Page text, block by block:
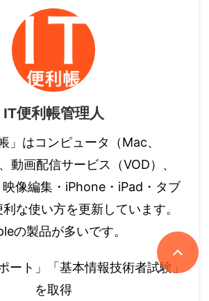
IT便利帳管理人
」はコンピュータ（Mac、
動画配信サービス（VOD）、
像編集・iPhone・iPad・タブ
な使い方を更新しています。
の製品が多いです。
ート」「基本情報技術者試験」
を取得